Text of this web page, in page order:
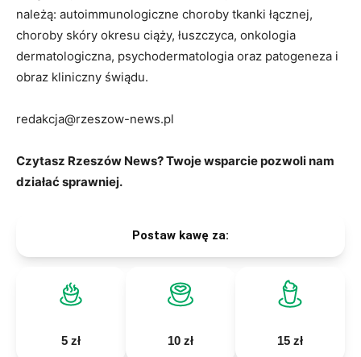
należą: autoimmunologiczne choroby tkanki łącznej,
choroby skóry okresu ciąży, łuszczyca, onkologia
dermatologiczna, psychodermatologia oraz patogeneza i
obraz kliniczny świądu.
redakcja@rzeszow-news.pl
Czytasz Rzeszów News? Twoje wsparcie pozwoli nam
działać sprawniej.
Postaw kawę za:
5 zł 10 zł 15 zł